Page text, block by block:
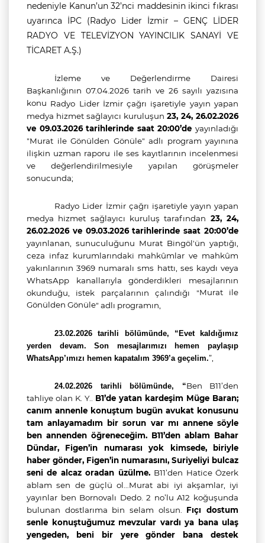
nedeniyle Kanun’un 32’nci maddesinin ikinci fıkrası
uyarınca İPC (Radyo Lider İzmir – GENÇ LİDER
RADYO VE TELEVİZYON YAYINCILIK SANAYİ VE
TİCARET A.Ş.)
İzleme ve Değerlendirme Dairesi
Başkanlığının 07.04.2026 tarih ve 26 sayılı yazısına
konu Radyo Lider İzmirçağrı işaretiyle yayın yapan
medya hizmet sağlayıcı kuruluşun 23, 24, 26.02.2026
ve 09.03.2026 tarihlerinde saat 20:00’de yayınladığı
"Murat ile Gönülden Gönüle" adlı program yayınına
ilişkin uzman raporu ile ses kayıtlarının incelenmesi
ve değerlendirilmesiyle yapılan görüşmeler
sonucunda;
Radyo Lider İzmirçağrı işaretiyle yayın yapan
medya hizmet sağlayıcı kuruluş tarafından 23, 24,
26.02.2026 ve 09.03.2026 tarihlerinde saat 20:00’de
yayınlanan, sunuculuğunu Murat Bingöl'ün yaptığı,
ceza infaz kurumlarındaki mahkûmlar ve mahkûm
yakınlarının 3969 numaralı sms hattı, ses kaydı veya
WhatsApp kanallarıyla gönderdikleri mesajlarının
okunduğu, istek parçalarının çalındığı "Murat ile
Gönülden Gönüle" adlı programın,
23.02.2026 tarihli bölümünde, “ Evet kaldığımız
yerden devam. Son mesajlarımızı hemen paylaşıp
WhatsApp’ımızı hemen kapatalım 3969’a geçelim.”,
24.02.2026 tarihli bölümünde, “Ben B11’den
tahliye olan K. Y.. B1’de yatan kardeşim Müge Baran;
canım annenle konuştum bugün avukat konusunu
tam anlayamadım bir sorun var mı annene söyle
ben annenden öğreneceğim. B11’den ablam Bahar
Dündar, Figen’in numarası yok kimsede, biriyle
haber gönder, Figen’in numarasını, Suriyeliyi bulcaz
seni de alcaz oradan üzülme. B11’den Hatice Özerk
ablam sen de güçlü ol…Murat abi iyi akşamlar, iyi
yayınlar ben Bornovalı Dedo. 2 no’lu A12 koğuşunda
bulunan dostlarıma bin selam olsun. Fıçı dostum
senle konuştuğumuz mevzular vardı ya bana ulaş
yengeden, beni bir yere gönder bana destek